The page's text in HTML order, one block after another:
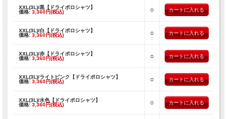
XXL(3L)/黒【ドライポロシャツ】
価格: 3,360円(税込) ○
XXL(3L)/白【ドライポロシャツ】
価格: 3,360円(税込) ○
XXL(3L)/赤【ドライポロシャツ】
価格: 3,360円(税込) ○
XXL(3L)/ライトピンク【ドライポロシャツ】
価格: 3,360円(税込) ○
XXL(3L)/水色【ドライポロシャツ】
価格: 3,360円(税込) ○